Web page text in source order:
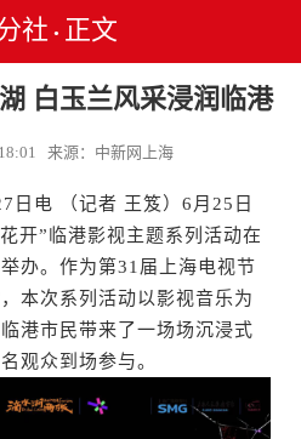
社 • 正文
白玉兰风采浸润临港
来源：中新网上海
电 （记者 王笈）6月25日
开”临港影视主题系列活动在
办。作为第31届上海电视节
本次系列活动以影视音乐为
港市民带来了一场场沉浸式
观众到场参与。